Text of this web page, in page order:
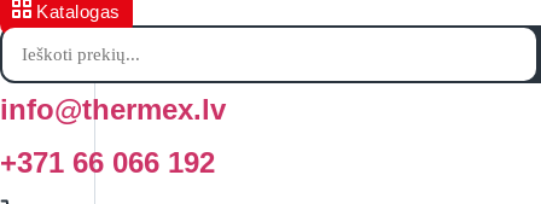
Katalogas
Products
search
info@thermex.lv
+371 66 066 192